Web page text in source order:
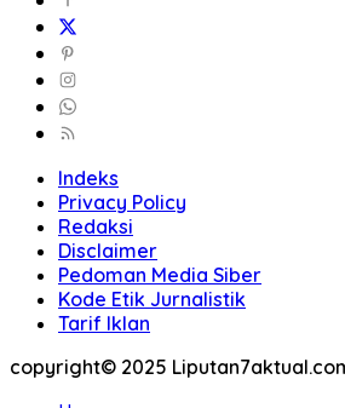
Indeks
Privacy Policy
Redaksi
Disclaimer
Pedoman Media Siber
Kode Etik Jurnalistik
Tarif Iklan
copyright© 2025